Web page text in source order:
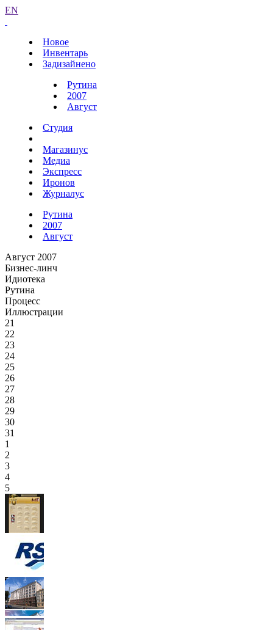
EN
Новое
Инвентарь
Задизайнено
Рутина
2007
Август
Студия
Магазинус
Медиа
Экспресс
Иронов
Журналус
Рутина
2007
Август
Август 2007
Бизнес-линч
Идиотека
Рутина
Процесс
Иллюстрации
21
22
23
24
25
26
27
28
29
30
31
1
2
3
4
5